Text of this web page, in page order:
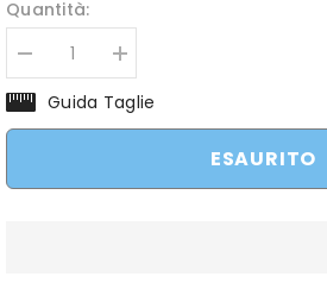
Quantità:
quantità
per
t-
per
t-
Guida Taglie
ESAURITO